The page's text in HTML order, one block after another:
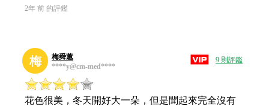
2年 前 的評鑑
梅
梅舜蕙
****y@cm-med****
9 則評鑑
花色很美，冬天開好大一朵，但是聞起來完全沒有